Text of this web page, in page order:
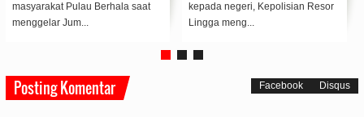
digelar Puslatpur Marinir 9 Dabo
Singkep dal...
didampingi Ketua TP PKK
Kabupaten Lingga Maratusho...
Posting Komentar Facebook Disqus